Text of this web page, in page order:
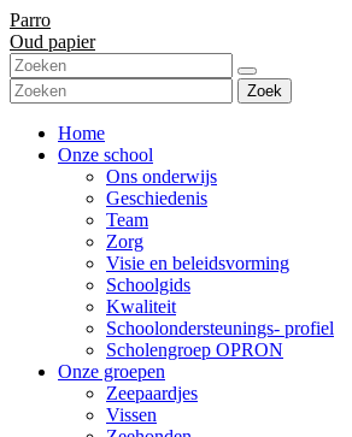
Parro
Oud papier
Zoek
Home
Onze school
Ons onderwijs
Geschiedenis
Team
Zorg
Visie en beleidsvorming
Schoolgids
Kwaliteit
Schoolondersteunings- profiel
Scholengroep OPRON
Onze groepen
Zeepaardjes
Vissen